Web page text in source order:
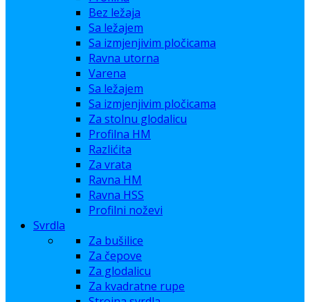
Bez ležaja
Sa ležajem
Sa izmjenjivim pločicama
Ravna utorna
Varena
Sa ležajem
Sa izmjenjivim pločicama
Za stolnu glodalicu
Profilna HM
Razlićita
Za vrata
Ravna HM
Ravna HSS
Profilni noževi
Svrdla
Za bušilice
Za čepove
Za glodalicu
Za kvadratne rupe